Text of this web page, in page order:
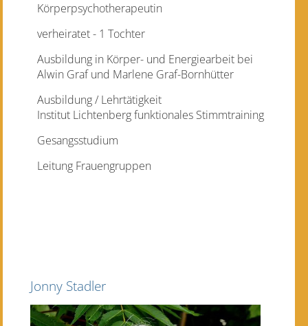
Körperpsychotherapeutin
verheiratet - 1 Tochter
Ausbildung in Körper- und Energiearbeit bei
Alwin Graf und Marlene Graf-Bornhütter
Ausbildung / Lehrtätigkeit
Institut Lichtenberg funktionales Stimmtraining
Gesangsstudium
Leitung Frauengruppen
Jonny Stadler